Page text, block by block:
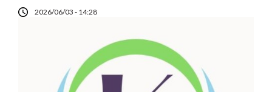
2026/06/03 - 14:28